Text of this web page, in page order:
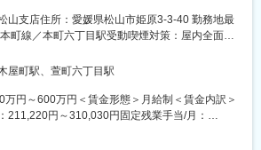
を超え、利益も安定し、無借金経営です。
くるみん」マークを認定取得。社員が安心し
、電気や計装、機械分野の産業機器を中心とし
所属メンバーのサポート業務を行いながら、事
献いただくポジションです。
山支店住所：愛媛県松山市姫原3-3-40 勤務地最
町線／本町六丁目駅受動喫煙対策：屋内全面禁
社の定める事業所
屋町駅、萱町六丁目駅
万円～600万円＜賃金形態＞月給制＜賃金内訳＞
211,220円～310,030円固定残業手当/月：